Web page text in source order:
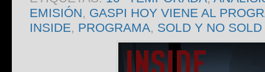
EMISIÓN
GASPI HOY VIENE AL
INSIDE
PROGRAMA SOLD Y NO SOLD